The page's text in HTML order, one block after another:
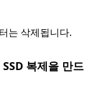
는 삭제됩니다.
복제을 만드